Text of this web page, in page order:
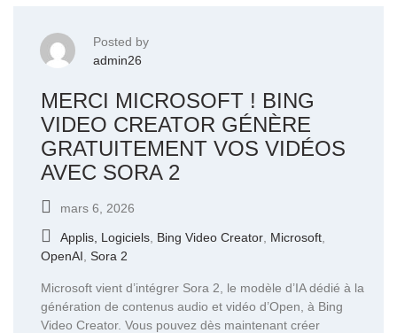
Posted by
admin26
MERCI MICROSOFT ! BING
VIDEO CREATOR GÉNÈRE
GRATUITEMENT VOS VIDÉOS
AVEC SORA 2
mars 6, 2026
Applis, Logiciels Bing Video Creator Microsoft
OpenAI Sora 2
Microsoft vient d’intégrer Sora 2, le modèle d’IA dédié à la
génération de contenus audio et vidéo d’Open, à Bing
Video Creator. Vous pouvez dès maintenant créer